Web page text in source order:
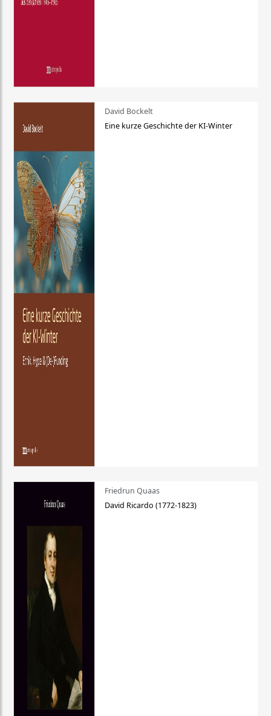
David Bockelt
Eine kurze Geschichte der KI-Winter
Friedrun Quaas
David Ricardo (1772-1823)